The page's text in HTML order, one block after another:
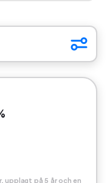
upplagt på 5 år och en